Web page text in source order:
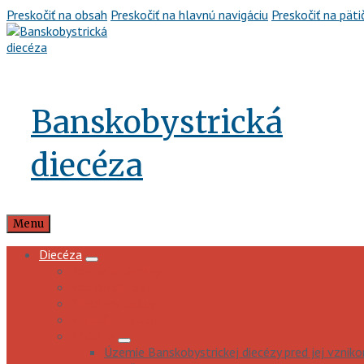
Preskočiť na obsah Preskočiť na hlavnú navigáciu Preskočiť na
Banskobystrická
diecéza
Menu
Diecéza
Územie Banskobystrickej diecézy pred jej